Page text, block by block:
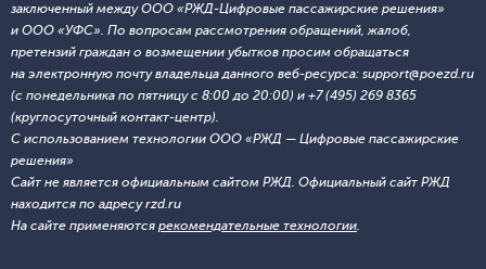
заключенный между ООО «РЖД-Цифровые пассажирские решения»
и ООО «УФС». По вопросам рассмотрения обращений, жалоб,
претензий граждан о возмещении убытков просим обращаться
на электронную почту владельца данного веб-ресурса: support@poezd.ru
(с понедельника по пятницу с 8:00 до 20:00) и +7 (495) 269 8365
(круглосуточный контакт-центр).
С использованием технологии ООО «РЖД — Цифровые пассажирские
решения»
Сайт не является официальным сайтом РЖД. Официальный сайт РЖД
находится по адресу rzd.ru
На сайте применяются рекомендательные технологии.